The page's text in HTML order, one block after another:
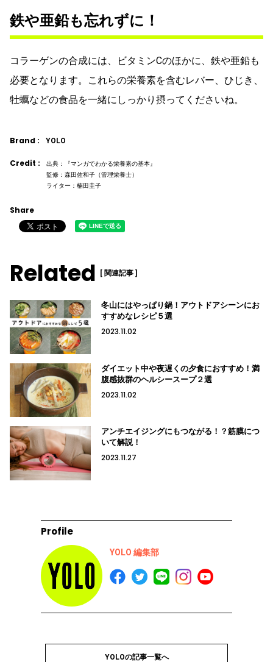
鉄や亜鉛も忘れずに！
コラーゲンの合成には、ビタミンCのほかに、鉄や亜鉛も
必要となります。これらの栄養素を含むレバー、ひじき、
牡蠣などの食品を一緒にしっかり摂ってくださいね。
Brand : YOLO
Credit :
出典：『マンガでわかる栄養素の基本』
監修：森田佐和子（管理栄養士）
ライター：楠田圭子
Share
Related [ 関連記事 ]
冬山にはやっぱり鍋！アウトドアシーンにお
すすめなレシピ５選
2023.11.02
ダイエット中や夜遅くの夕食におすすめ！満
腹感抜群のヘルシースープ２選
2023.11.02
アンチエイジングにもつながる！？筋膜につ
いて解説！
2023.11.27
Profile
YOLO 編集部
YOLOの記事一覧へ